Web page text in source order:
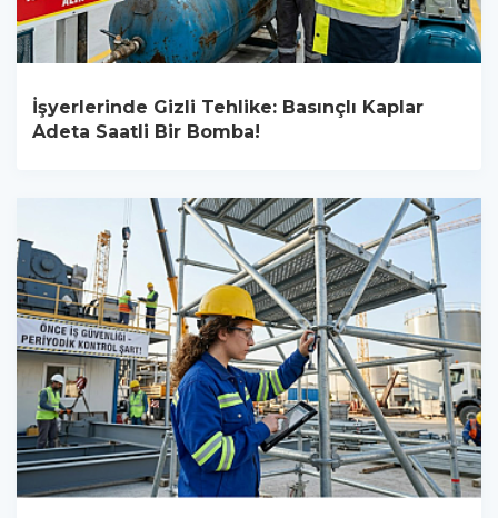
İşyerlerinde Gizli Tehlike: Basınçlı Kaplar
Adeta Saatli Bir Bomba!